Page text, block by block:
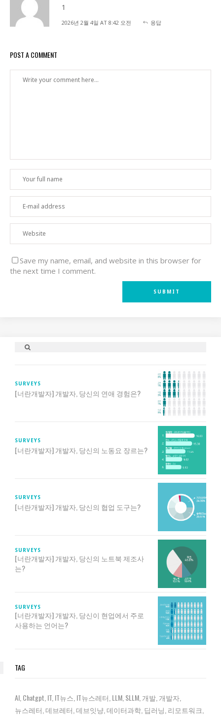
1
2026년 2월 4일 AT 8:42 오전 응답
POST A COMMENT
Save my name, email, and website in this browser for
the next time I comment.
SURVEYS
[너란개발자] 개발자, 당신의 연애 경험은?
SURVEYS
[너란개발자] 개발자, 당신의 노동요 장르는?
SURVEYS
[너란개발자] 개발자, 당신의 협업 도구는?
SURVEYS
[너란개발자] 개발자, 당신의 노트북 제조사
는?
SURVEYS
[너란개발자] 개발자, 당신이 현업에서 주로
사용하는 언어는?
TAG
AI Chatgpt IT IT뉴스 IT뉴스레터 LLM SLLM 개발 개발자
뉴스레터 데브레터 데브잇냥 데이터과학 딥러닝 리모트워크